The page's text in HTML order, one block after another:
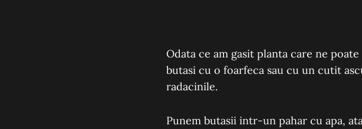
Odata ce am gasit planta care ne
butasi cu o foarfeca sau cu un cutit
radacinile.
Punem butasii intr-un pahar cu apa,